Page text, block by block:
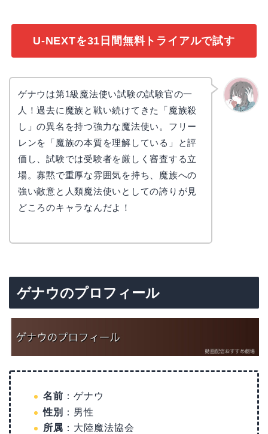
U-NEXTを31日間無料トライアルで試す
ゲナウは第1級魔法使い試験の試験官の一
人！過去に魔族と戦い続けてきた「魔族殺
し」の異名を持つ強力な魔法使い。フリー
レンを「魔族の本質を理解している」と評
価し、試験では受験者を厳しく審査する立
場。寡黙で重厚な雰囲気を持ち、魔族への
強い敵意と人類魔法使いとしての誇りが見
どころのキャラなんだよ！
ゲナウのプロフィール
名前 ：ゲナウ
性別
：男性
所属 ：大陸魔法協会